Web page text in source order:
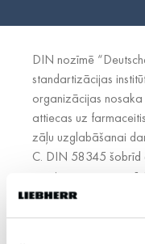
DIN nozīmē
standartizācijas
organizācijas
attiecas uz
zāļu uzglabāšanai
C. DIN 58345 šobrīd
sasniegumus un
farmācijas